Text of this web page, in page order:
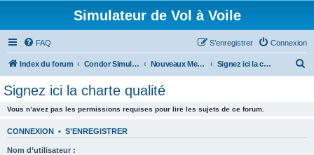
Simulateur de Vol à Voile
FAQ Connexion
S’enregistrer
Index du forum Condor Simulateur de Vol à Voile Nouveaux Membres Signez ici la charte qualité
Signez ici la charte qualité
Vous n’avez pas les permissions requises pour lire les sujets de ce forum.
CONNEXION • S’ENREGISTRER
Nom d’utilisateur :